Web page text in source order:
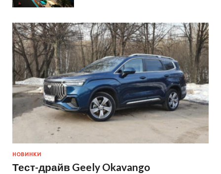
НОВИНКИ
Тест-драйв Geely Okavango